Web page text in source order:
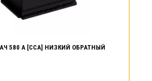
АЧ 580 А [CCA] НИЗКИЙ ОБРАТНЫЙ